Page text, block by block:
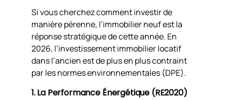
Si vous cherchez comment investir de
manière pérenne, l’immobilier neuf est la
réponse stratégique de cette année. En
2026, l’investissement immobilier locatif
dans l’ancien est de plus en plus contraint
par les normes environnementales (DPE).
1. La Performance Énergétique (RE2020)